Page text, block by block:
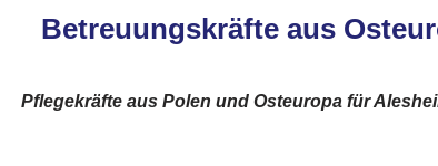
Betreuungskräfte aus
Pflegekräfte aus Polen und Osteuropa für